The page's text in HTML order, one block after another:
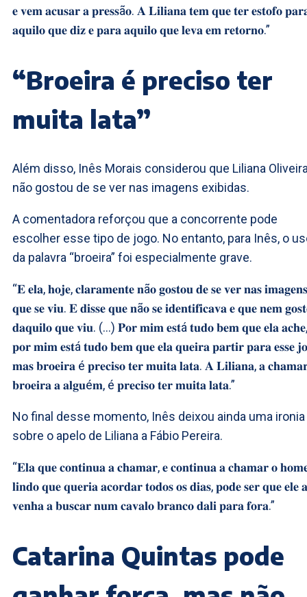
𝐞 𝐯𝐞𝐦 𝐚𝐜𝐮𝐬𝐚𝐫 𝐚 𝐩𝐫𝐞𝐬𝐬ã𝐨. 𝐀 𝐋𝐢𝐥𝐢𝐚𝐧𝐚 𝐭𝐞𝐦 𝐪𝐮𝐞 𝐭𝐞𝐫 𝐞𝐬𝐭𝐨𝐟𝐨
𝐚𝐪𝐮𝐢𝐥𝐨 𝐪𝐮𝐞 𝐝𝐢𝐳 𝐞 𝐩𝐚𝐫𝐚 𝐚𝐪𝐮𝐢𝐥𝐨 𝐪𝐮𝐞 𝐥𝐞𝐯𝐚 𝐞𝐦 𝐫𝐞𝐭𝐨𝐫𝐧𝐨.”
“Broeira é preciso ter
muita lata”
Além disso, Inês Morais considerou que Liliana
não gostou de se ver nas imagens exibidas.
A comentadora reforçou que a concorrente pode
escolher esse tipo de jogo. No entanto, para Inês, o
da palavra “broeira” foi especialmente grave.
“𝐄 𝐞𝐥𝐚, 𝐡𝐨𝐣𝐞, 𝐜𝐥𝐚𝐫𝐚𝐦𝐞𝐧𝐭𝐞 𝐧ã𝐨 𝐠𝐨𝐬𝐭𝐨𝐮 𝐝𝐞 𝐬𝐞 𝐯𝐞𝐫 𝐧𝐚𝐬 𝐢𝐦𝐚𝐠𝐞𝐧𝐬
𝐪𝐮𝐞 𝐬𝐞 𝐯𝐢𝐮. 𝐄 𝐝𝐢𝐬𝐬𝐞 𝐪𝐮𝐞 𝐧ã𝐨 𝐬𝐞 𝐢𝐝𝐞𝐧𝐭𝐢𝐟𝐢𝐜𝐚𝐯𝐚 𝐞 𝐪𝐮𝐞 𝐧𝐞𝐦
𝐝𝐚𝐪𝐮𝐢𝐥𝐨 𝐪𝐮𝐞 𝐯𝐢𝐮. (…) 𝐏𝐨𝐫 𝐦𝐢𝐦 𝐞𝐬𝐭á 𝐭𝐮𝐝𝐨 𝐛𝐞𝐦 𝐪𝐮𝐞 𝐞𝐥𝐚
𝐩𝐨𝐫 𝐦𝐢𝐦 𝐞𝐬𝐭á 𝐭𝐮𝐝𝐨 𝐛𝐞𝐦 𝐪𝐮𝐞 𝐞𝐥𝐚 𝐪𝐮𝐞𝐢𝐫𝐚 𝐩𝐚𝐫𝐭𝐢𝐫 𝐩𝐚𝐫𝐚 𝐞𝐬𝐬𝐞
𝐦𝐚𝐬 𝐛𝐫𝐨𝐞𝐢𝐫𝐚 é 𝐩𝐫𝐞𝐜𝐢𝐬𝐨 𝐭𝐞𝐫 𝐦𝐮𝐢𝐭𝐚 𝐥𝐚𝐭𝐚. 𝐀 𝐋𝐢𝐥𝐢𝐚𝐧𝐚, 𝐚
𝐛𝐫𝐨𝐞𝐢𝐫𝐚 𝐚 𝐚𝐥𝐠𝐮é𝐦, é 𝐩𝐫𝐞𝐜𝐢𝐬𝐨 𝐭𝐞𝐫 𝐦𝐮𝐢𝐭𝐚 𝐥𝐚𝐭𝐚.”
No final desse momento, Inês deixou ainda uma ironia
sobre o apelo de Liliana a Fábio Pereira.
“𝐄𝐥𝐚 𝐪𝐮𝐞 𝐜𝐨𝐧𝐭𝐢𝐧𝐮𝐚 𝐚 𝐜𝐡𝐚𝐦𝐚𝐫, 𝐞 𝐜𝐨𝐧𝐭𝐢𝐧𝐮𝐚 𝐚 𝐜𝐡𝐚𝐦𝐚𝐫 𝐨
𝐥𝐢𝐧𝐝𝐨 𝐪𝐮𝐞 𝐪𝐮𝐞𝐫𝐢𝐚 𝐚𝐜𝐨𝐫𝐝𝐚𝐫 𝐭𝐨𝐝𝐨𝐬 𝐨𝐬 𝐝𝐢𝐚𝐬, 𝐩𝐨𝐝𝐞 𝐬𝐞𝐫 𝐪𝐮𝐞 𝐞𝐥𝐞 𝐚
𝐯𝐞𝐧𝐡𝐚 𝐚 𝐛𝐮𝐬𝐜𝐚𝐫 𝐧𝐮𝐦 𝐜𝐚𝐯𝐚𝐥𝐨 𝐛𝐫𝐚𝐧𝐜𝐨 𝐝𝐚𝐥𝐢 𝐩𝐚𝐫𝐚 𝐟𝐨𝐫𝐚.”
Catarina Quintas pode